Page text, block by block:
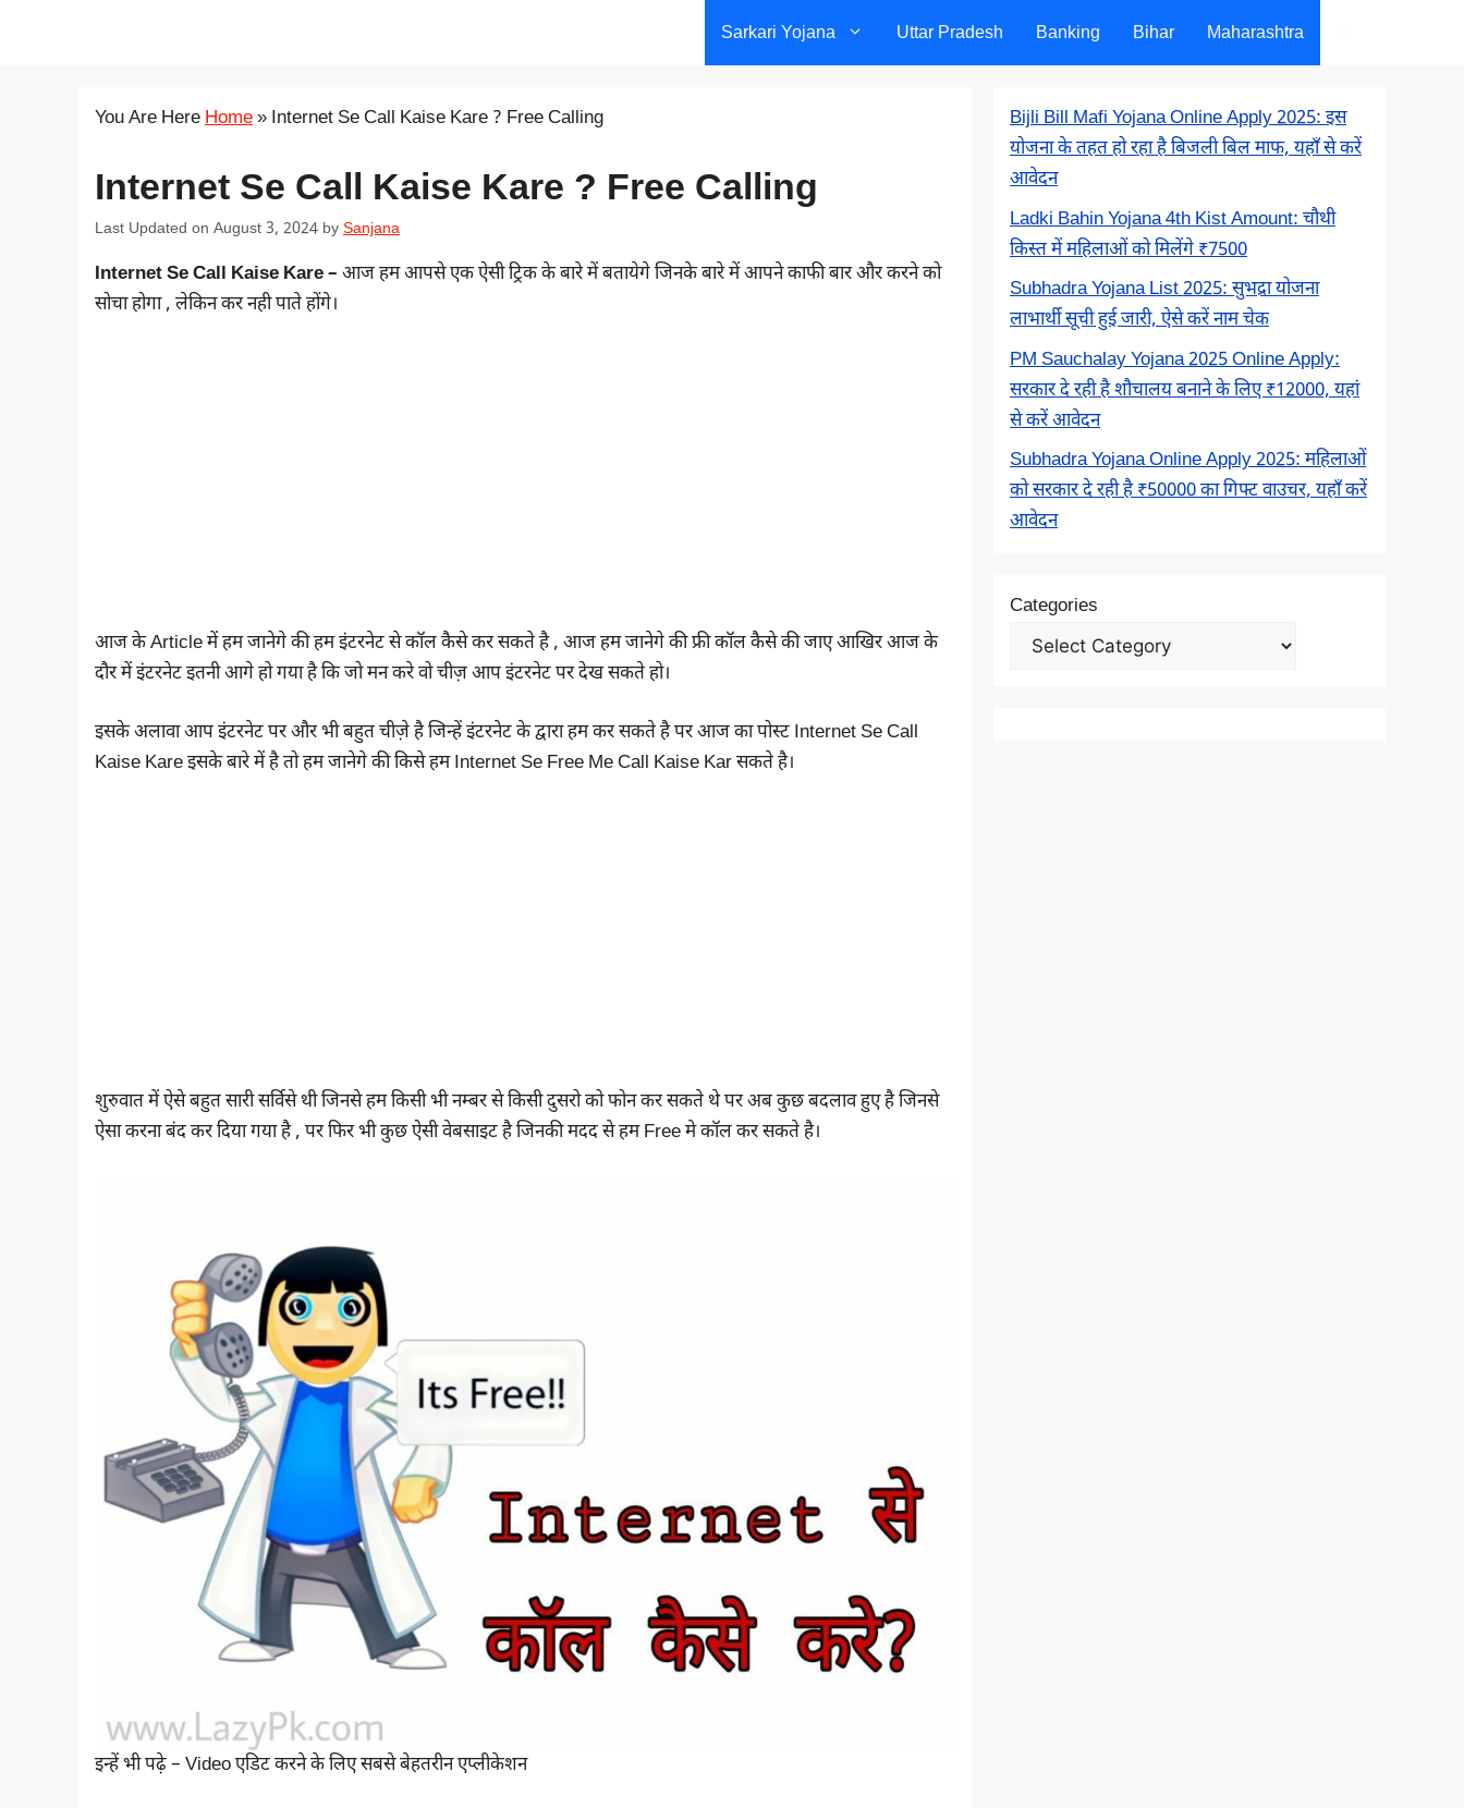
Sarkari Yojana Uttar Pradesh Banking Bihar Maharashtra
You Are HereHome» Internet Se Call Kaise Kare ? Free Calling
Internet Se Call Kaise Kare ? Free Calling
Last Updated on August 3, 2024 by Sanjana
Internet Se Call Kaise Kare – आज हम आपसे एक ऐसी ट्रिक के बारे में बतायेगे जिनके बारे में आपने काफी बार और करने को
सोचा होगा , लेकिन कर नही पाते होंगे।
आज के Article में हम जानेगे की हम इंटरनेट से कॉल कैसे कर सकते है , आज हम जानेगे की फ्री कॉल कैसे की जाए आखिर आज के
दौर में इंटरनेट इतनी आगे हो गया है कि जो मन करे वो चीज़ आप इंटरनेट पर देख सकते हो।
इसके अलावा आप इंटरनेट पर और भी बहुत चीज़े है जिन्हें इंटरनेट के द्वारा हम कर सकते है पर आज का पोस्ट Internet Se Call
Kaise Kare इसके बारे में है तो हम जानेगे की किसे हम Internet Se Free Me Call Kaise Kar सकते है।
शुरुवात में ऐसे बहुत सारी सर्विसे थी जिनसे हम किसी भी नम्बर से किसी दुसरो को फोन कर सकते थे पर अब कुछ बदलाव हुए है जिनसे
ऐसा करना बंद कर दिया गया है , पर फिर भी कुछ ऐसी वेबसाइट है जिनकी मदद से हम Free मे कॉल कर सकते है।
इन्हें भी पढ़े – Video एडिट करने के लिए सबसे बेहतरीन एप्लीकेशन
Bijli Bill Mafi Yojana Online Apply 2025: इस
योजना के तहत हो रहा है बिजली बिल माफ, यहाँ से करें
आवेदन
Ladki Bahin Yojana 4th Kist Amount: चौथी
किस्त में महिलाओं को मिलेंगे ₹7500
Subhadra Yojana List 2025: सुभद्रा योजना
लाभार्थी सूची हुई जारी, ऐसे करें नाम चेक
PM Sauchalay Yojana 2025 Online Apply:
सरकार दे रही है शौचालय बनाने के लिए ₹12000, यहां
से करें आवेदन
Subhadra Yojana Online Apply 2025: महिलाओं
को सरकार दे रही है ₹50000 का गिफ्ट वाउचर, यहाँ करें
आवेदन
Categories